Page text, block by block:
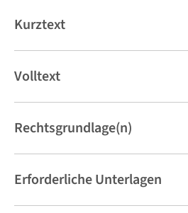
Kurztext
Volltext
Rechtsgrundlage(n)
Erforderliche Unterlagen